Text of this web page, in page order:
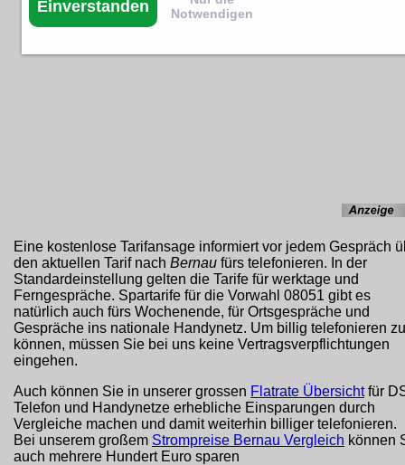
Eine kostenlose Tarifansage informiert vor jedem Gespräch
den aktuellen Tarif nach Bernau fürs telefonieren. In der
Standardeinstellung gelten die Tarife für werktage und
Ferngespräche. Spartarife für die Vorwahl 08051 gibt es
natürlich auch fürs Wochenende, für Ortsgespräche und
Gespräche ins nationale Handynetz. Um billig telefonieren zu
können, müssen Sie bei uns keine Vertragsverpflichtungen
eingehen.
Auch können Sie in unserer grossen Flatrate Übersichtfür
Telefon und Handynetze erhebliche Einsparungen durch
Vergleiche machen und damit weiterhin billiger telefonieren.
Bei unserem großem Strompreise Bernau Vergleich können
auch mehrere Hundert Euro sparen
Einverstanden
Notwendigen